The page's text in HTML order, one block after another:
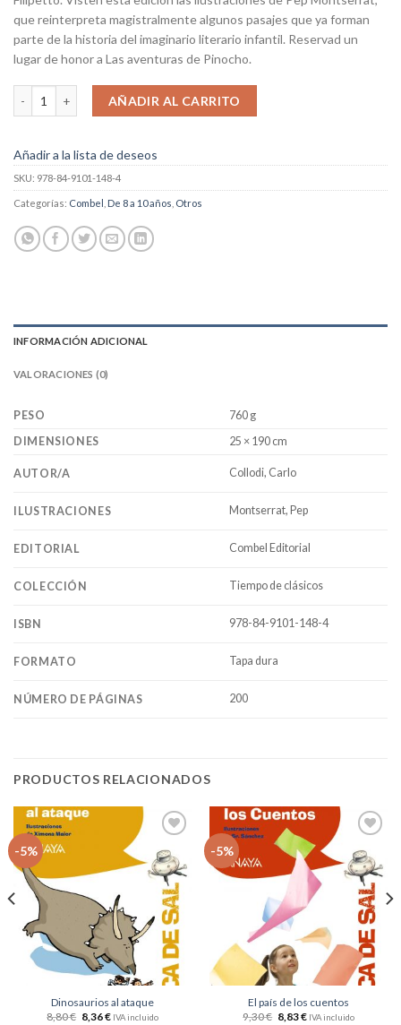
que reinterpreta magistralmente algunos pasajes que ya forman
parte de la historia del imaginario literario infantil. Reservad un
lugar de honor a Las aventuras de Pinocho.
Las aventuras de Pinocho. Historia de un muñeco cantidad
AÑADIR AL CARRITO
Añadir a la lista de deseos
SKU: 978-84-9101-148-4
Categorías: Combel De 8 a 10 años Otros
INFORMACIÓN ADICIONAL
VALORACIONES (0)
PESO
760 g
DIMENSIONES
25 × 190 cm
AUTOR/A Collodi, Carlo
ILUSTRACIONES Montserrat, Pep
EDITORIAL Combel Editorial
COLECCIÓN Tiempo de clásicos
ISBN 978-84-9101-148-4
FORMATO Tapa dura
NÚMERO DE PÁGINAS 200
PRODUCTOS RELACIONADOS
-5%
a la
lista
de
deseos
Dinosaurios al ataque
8,80€ 8,36€ IVA incluido
-5%
a la
lista
de
deseos
El país de los cuentos
9,30€ 8,83€ IVA incluido